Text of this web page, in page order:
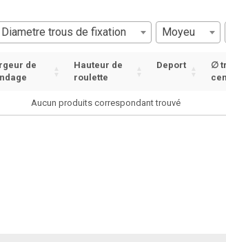
Diametre trous de fixation Moyeu
de
Hauteur de
roulette
Deport
∅
Aucun produits correspondant trouvé